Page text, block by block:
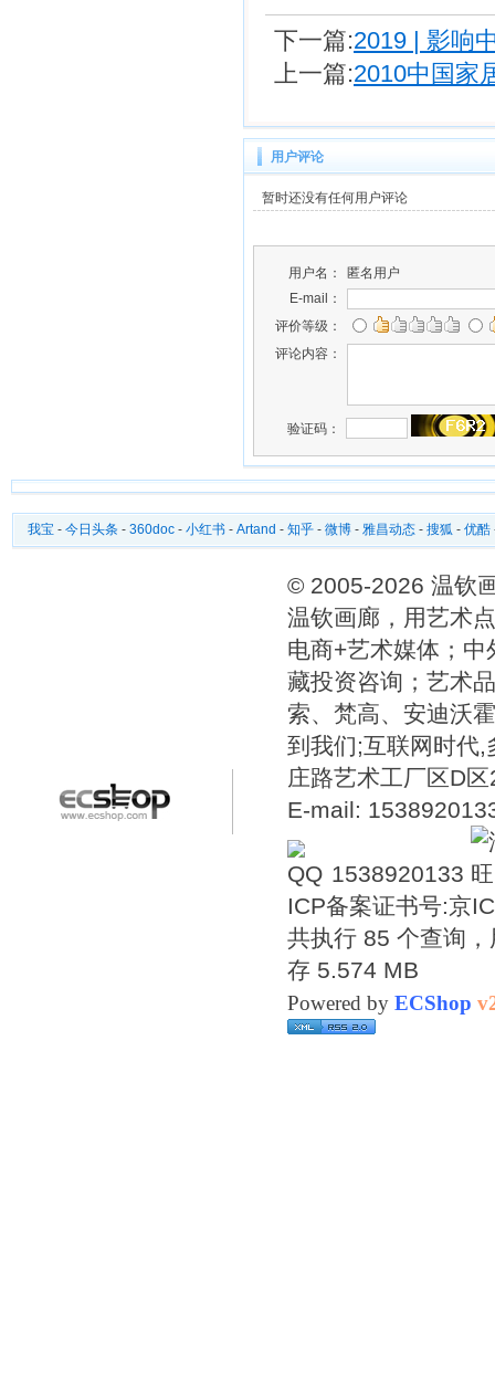
下一篇:2019 | 影响
上一篇:2010中国家
用户评论
暂时还没有任何用户评论
用户名：
匿名用户
E-mail：
评价等级：
评论内容：
验证码：
我宝 - 今日头条 - 360doc - 小红书 - Artand - 知乎 - 微博 - 雅昌动态 - 搜狐 - 优酷
© 2005-2026 温钦
温钦画廊，用艺术
电商+艺术媒体；
藏投资咨询；艺术
索、梵高、安迪沃
到我们;互联网时代,
庄路艺术工厂区D
E-mail:
1538920133
ICP备案证书号:京
共执行 85 个查询
存 5.574 MB
Powered by ECShop